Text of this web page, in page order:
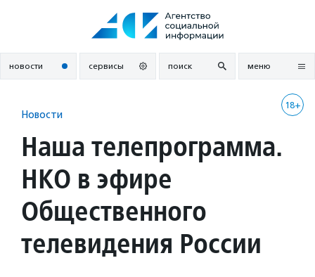
новости сервисы поиск меню
18+
Новости
Наша телепрограмма.
НКО в эфире
Общественного
телевидения России